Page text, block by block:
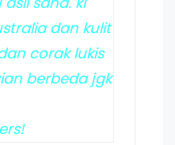
dan kulit
corak lukis
berbeda jgk